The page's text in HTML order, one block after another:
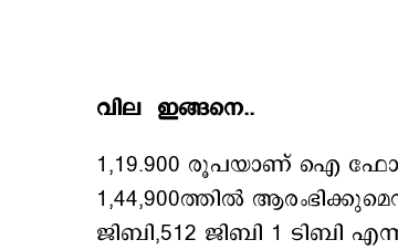
വില ഇങ്ങനെ..
1,19.900 രൂപയാണ് ഐ
1,44,900ത്തില്‍
ജിബി,512 ജിബി 1